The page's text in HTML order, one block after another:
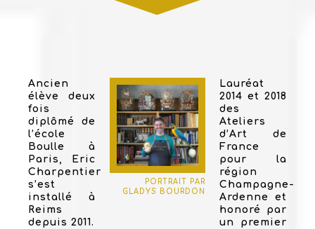
Ancien
élève deux
fois
diplômé de
l’école
Boulle à
Paris, Eric
Charpentier
s’est
installé à
Reims
depuis 2011.
PORTRAIT PAR
GLADYS BOURDON
Lauréat
2014 et 2018
des
Ateliers
d’Art de
France
pour la
région
Champagne-
Ardenne et
honoré par
un premier